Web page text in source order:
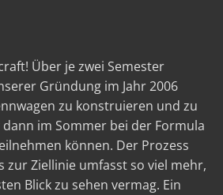
Über je zwei Semester
Gründung im Jahr 2006
zu konstruieren und zu
im Sommer bei der Formula
können. Der Prozess
zur Ziellinie umfasst so viel mehr,
Blick zu sehen vermag. Ein